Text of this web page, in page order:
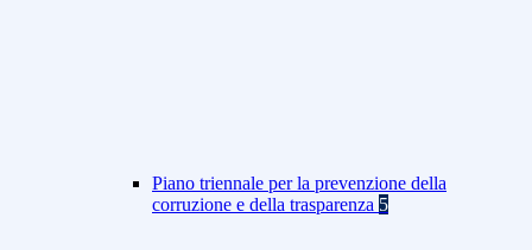
Piano triennale per la prevenzione della
corruzione e della trasparenza 5